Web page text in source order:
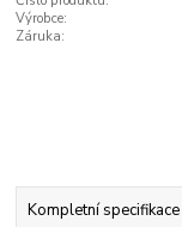
Výrobce:
Záruka:
Kompletní specifikace